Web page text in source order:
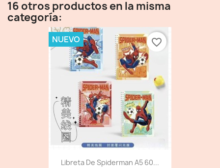
16 otros productos en la misma
categoría:
Libreta De Spiderman A5 60...
NUEVO favorite_border